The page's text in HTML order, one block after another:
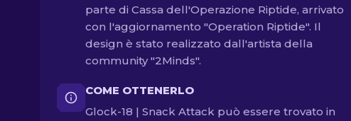
parte di Cassa dell'Operazione Riptide, arrivato
con l'aggiornamento "Operation Riptide". Il
design è stato realizzato dall'artista della
community "2Minds".
COME OTTENERLO
Glock-18 | Snack Attack può essere trovato in